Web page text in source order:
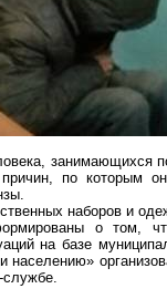
занимающихся
по которым
наборов и
о том,
на базе
населению»
службе.